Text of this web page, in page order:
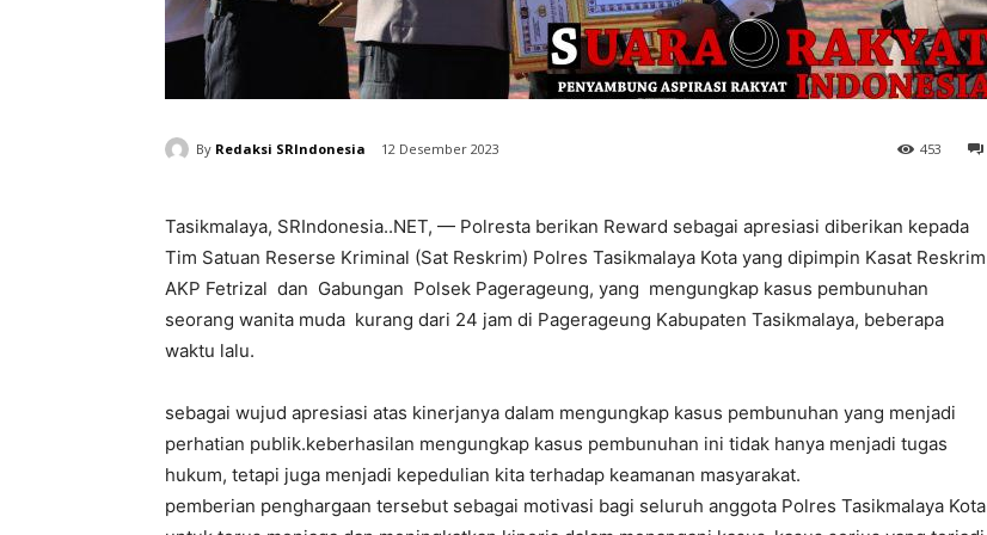
By Redaksi SRIndonesia 12 Desember 2023 453
Tasikmalaya, SRIndonesia..NET, — Polresta berikan Reward sebagai apresiasi diberikan kepada
Tim Satuan Reserse Kriminal (Sat Reskrim) Polres Tasikmalaya Kota yang dipimpin Kasat Reskrim
AKP Fetrizal dan Gabungan Polsek Pagerageung, yang mengungkap kasus pembunuhan
seorang wanita muda kurang dari 24 jam di Pagerageung Kabupaten Tasikmalaya, beberapa
waktu lalu.
sebagai wujud apresiasi atas kinerjanya dalam mengungkap kasus pembunuhan yang menjadi
perhatian publik.keberhasilan mengungkap kasus pembunuhan ini tidak hanya menjadi tugas
hukum, tetapi juga menjadi kepedulian kita terhadap keamanan masyarakat.
pemberian penghargaan tersebut sebagai motivasi bagi seluruh anggota Polres Tasikmalaya Kota